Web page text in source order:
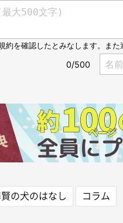
の犬のはなし コラム